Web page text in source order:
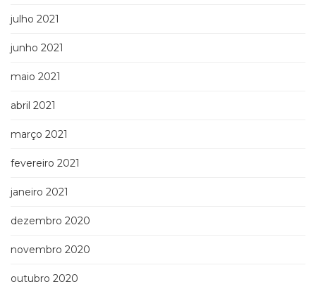
julho 2021
junho 2021
maio 2021
abril 2021
março 2021
fevereiro 2021
janeiro 2021
dezembro 2020
novembro 2020
outubro 2020